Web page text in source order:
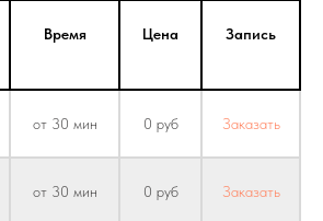
Время Цена Запись
от 30 мин 0 руб Заказать
от 30 мин 0 руб Заказать